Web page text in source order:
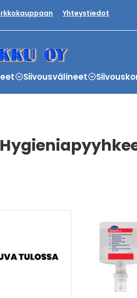
Yhteystiedot
Siivousvälineet